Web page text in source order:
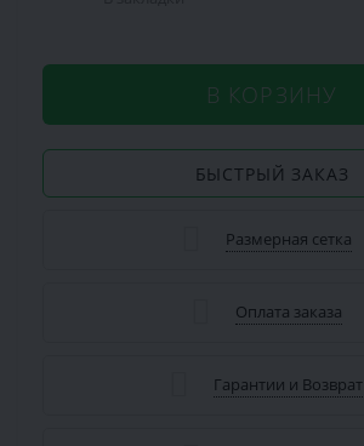
В КОРЗИНУ
БЫСТРЫЙ ЗАКАЗ
Размерная сетка
Оплата заказа
Гарантии и Возврат